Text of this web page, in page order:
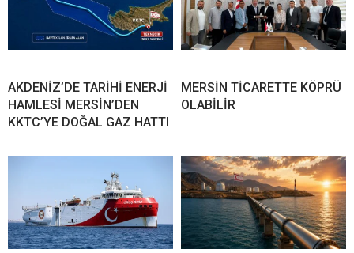
AKDENİZ’DE TARİHİ ENERJİ
HAMLESİ MERSİN’DEN
KKTC’YE DOĞAL GAZ HATTI
MERSİN TİCARETTE KÖPRÜ
OLABİLİR